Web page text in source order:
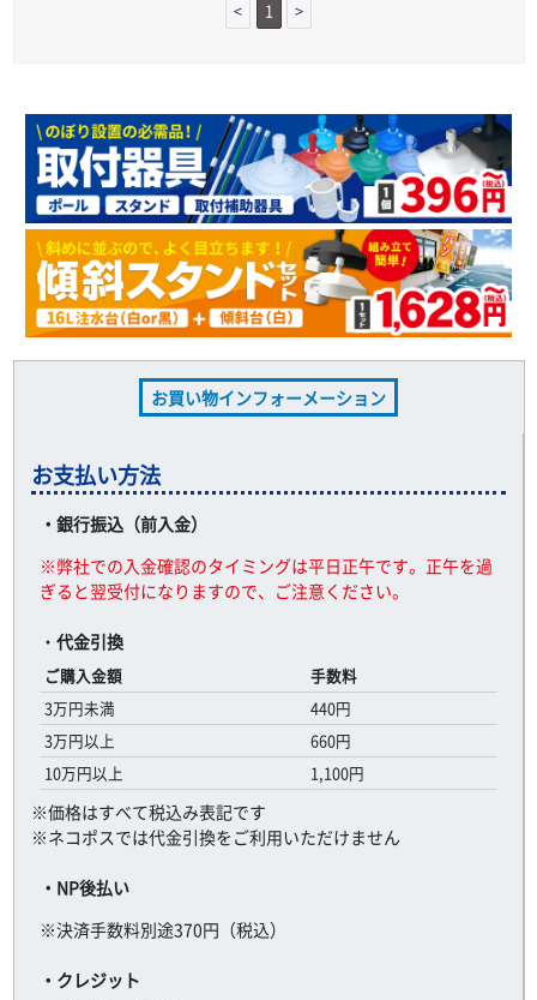
< 1 >
お買い物インフォーメーション
お支払い方法
・銀行振込（前入金）
※弊社での入金確認のタイミングは平日正午です。正午を過
ぎると翌受付になりますので、ご注意ください。
・ 代金引換
ご購入金額
手数料
3万円未満
440円
3万円以上
660円
10万円以上
1,100円
※価格はすべて税込み表記です
※ネコポスでは代金引換をご利用いただけません
・NP後払い
※決済手数料別途370円（税込）
・クレジット